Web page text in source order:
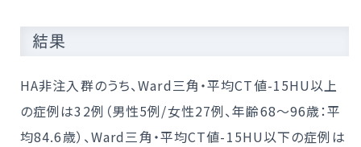
結果
HA非注入群のうち、Ward三角・平均CT値-15HU以上
の症例は32例（男性5例/女性27例、年齢68～96歳：平
均84.6歳）、Ward三角・平均CT値-15HU以下の症例は